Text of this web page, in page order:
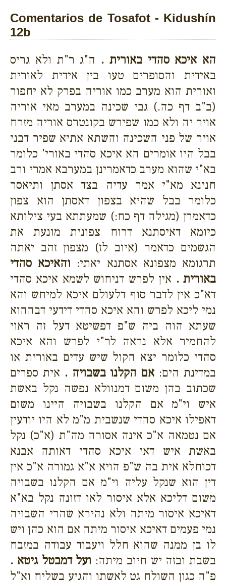
Comentarios de Tosafot - Kidushín
12b
הא איכא סהדי באורית . ה"ג ר"ת ולא גריס
באידית והסופרים טעו בין אידית לאורית
ואורית הוא מערב כמו אוריה בפרק לא יחפור
(ב"ב דף כה.) גבי שכינה במערב מאי אוריה
אויר יה ולא כמו שפירש בקונטרס אוריה מזרח
אויר של פני השכינה והשתא אתיא שפיר דבני
בבל היו אומרים הא איכא סהדי באורי' כלומר
בא"י שהוא מערב כדאמרינן במערבא אמרי ורב
חנינא מא"י אמר עדיה בצד אסתן ותיאסר
כלומר בבל שהיא בצפון דאסתן הוא צפון
כדאמרן (מגילה דף כח:) שמעתתא בעי צילותא
כיומא דאיסתנא דרוח צפונית מונעת את
הגשמים כדאמר (איוב לז) מצפון זהב יאתה
תרגומא מצפונא אסתנא יאתי: והאיכא סהדי
באורית . אין לפרש דניחוש לשמא איכא סהדי
דא"כ אין לדבר סוף דלעולם איכא למיחש והא
נמי ליכא לפרש והא איכא סהדי דידעי דבההוא
שעתא הוה ביה ש"פ דפשיטא דעל זה ראוי
להחמיר אלא נראה לר"י לפרש והא איכא
סהדי כלומר יצא הקול שיש עדים באורית או
במדינת הים: אם הקלנו בשבויה . אית ספרים
שכתוב בהן משום דמנוולא נפשה נקל באשת
איש וי"מ אם הקלנו בשבויה היינו משום
דאפילו איכא סהדי שנשבית מ"מ לא היו יודעין
אם נטמאה א"כ אינה אסורה מה"ת (א"כ) נקל
באשת איש דאי איכא סהדי דאותה אבנא
דכוחלא אית בה ש"פ הויא א"א גמורה א"כ אין
דין הוא שנקל עליה וי"מ אם הקלנו בשבויה
משום דליכא אלא איסור לאו דזונה נקל בא"א
דאיכא איסור מיתה ולא נהירא שהרי השבויה
נמי פעמים דאיכא איסור מיתה אם הוא כהן ויש
לו בן ממנה שהוא חלל ויעבוד עבודה במזבח
בשבת ובזה יש חיוב מיתה: ועל דמבטל גיטא .
פ"ה כגון השולח גט לאשתו והגיע בשליח וא"ל